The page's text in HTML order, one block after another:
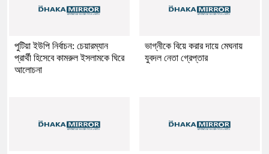
পুটিয়া ইউপি নির্বাচন: চেয়ারম্যান
প্রার্থী হিসেবে কামরুল ইসলামকে ঘিরে
আলোচনা
ভাগ্নীকে বিয়ে করার দায়ে মেঘনায়
যুবদল নেতা গ্রেপ্তার